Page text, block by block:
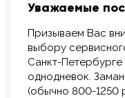
Уважаемые
Призываем Вас
выбору
Санкт-
однодневок.
(обычно 800-1250